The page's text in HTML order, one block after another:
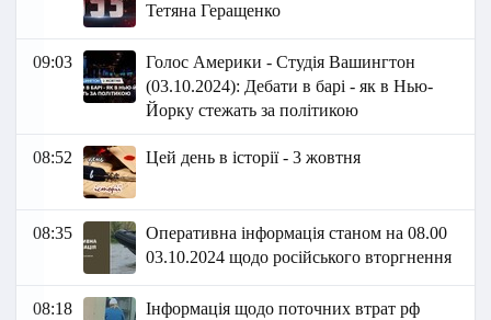
Тетяна Геращенко
09:03
Голос Америки - Студія Вашингтон
(03.10.2024): Дебати в барі - як в Нью-
Йорку стежать за політикою
08:52 Цей день в історії - 3 жовтня
08:35
Оперативна інформація станом на 08.00
03.10.2024 щодо російського вторгнення
08:18
Інформація щодо поточних втрат рф